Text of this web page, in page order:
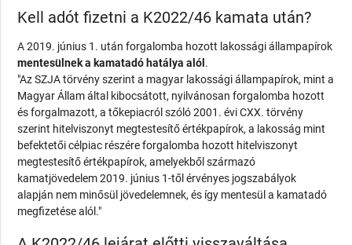
Kell adót fizetni a K2022/46 kamata után?
A 2019. június 1. után forgalomba hozott lakossági állampapírok
mentesülnek a kamatadó hatálya alól .
"Az SZJA törvény szerint a magyar lakossági állampapírok, mint a
Magyar Állam által kibocsátott, nyilvánosan forgalomba hozott
és forgalmazott, a tőkepiacról szóló 2001. évi CXX. törvény
szerint hitelviszonyt megtestesítő értékpapírok, a lakosság mint
befektetői célpiac részére forgalomba hozott hitelviszonyt
megtestesítő értékpapírok, amelyekből származó
kamatjövedelem 2019. június 1-től érvényes jogszabályok
alapján nem minősül jövedelemnek, és így mentesül a kamatadó
megfizetése alól."